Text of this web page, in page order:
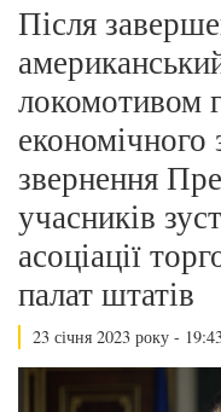
Після
локомотивом
економічного
звернення
учасників
асоціації
палат штатів
23 січня 2023 року -